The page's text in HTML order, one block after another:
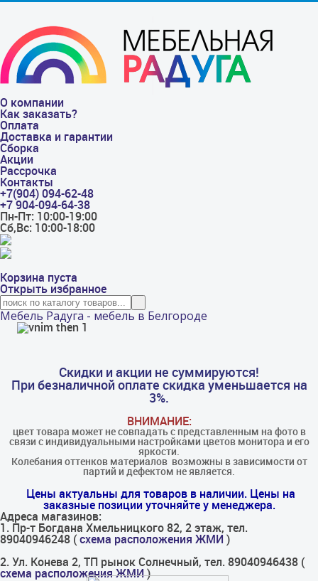
О компании
Как заказать?
Оплата
Доставка и гарантии
Сборка
Акции
Рассрочка
Контакты
+7(904) 094-62-48
+7 904-094-64-38
Пн-Пт: 10:00-19:00
Сб,Вс: 10:00-18:00
Корзина пуста
Открыть избранное
Мебель Радуга - мебель в Белгороде
Скидки и акции не суммируются!
При безналичной оплате скидка уменьшается на
3%.
ВНИМАНИЕ:
цвет товара может не совпадать с представленным на фото в
связи с индивидуальными настройками цветов монитора и его
яркости.
Колебания оттенков материалов​ ​ возможны в зависимости от
партий и дефектом не является.
Цены актуальны для товаров в наличии. Цены на
заказные позиции уточняйте у менеджера.
Адреса магазинов:
1. Пр-т Богдана Хмельницкого 82, 2 этаж, тел.
89040946248 ( схема расположения ЖМИ )
2. Ул. Конева 2, ТП рынок Солнечный, тел. 89040946438 (
схема расположения ЖМИ)